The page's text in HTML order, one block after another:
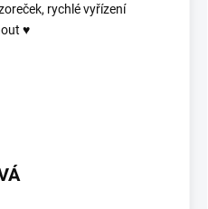
rychlé vyřízení
♥️